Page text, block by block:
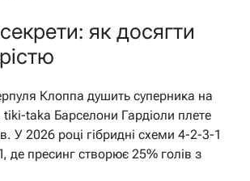
як досягти
Клоппа душить суперника на
tiki-taka Барселони Гардіоли плете
У 2026 році гібридні схеми 4-2-3-1
де пресинг створює 25% голів з